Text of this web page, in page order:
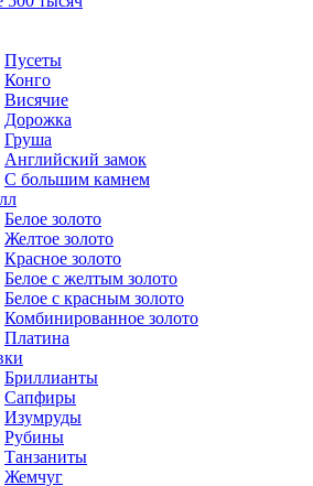
Пусеты
Конго
Висячие
Дорожка
Груша
Английский замок
С большим камнем
Белое золото
Желтое золото
Красное золото
Белое с желтым золото
Белое с красным золото
Комбинированное золото
Платина
Бриллианты
Сапфиры
Изумруды
Рубины
Танзаниты
Жемчуг